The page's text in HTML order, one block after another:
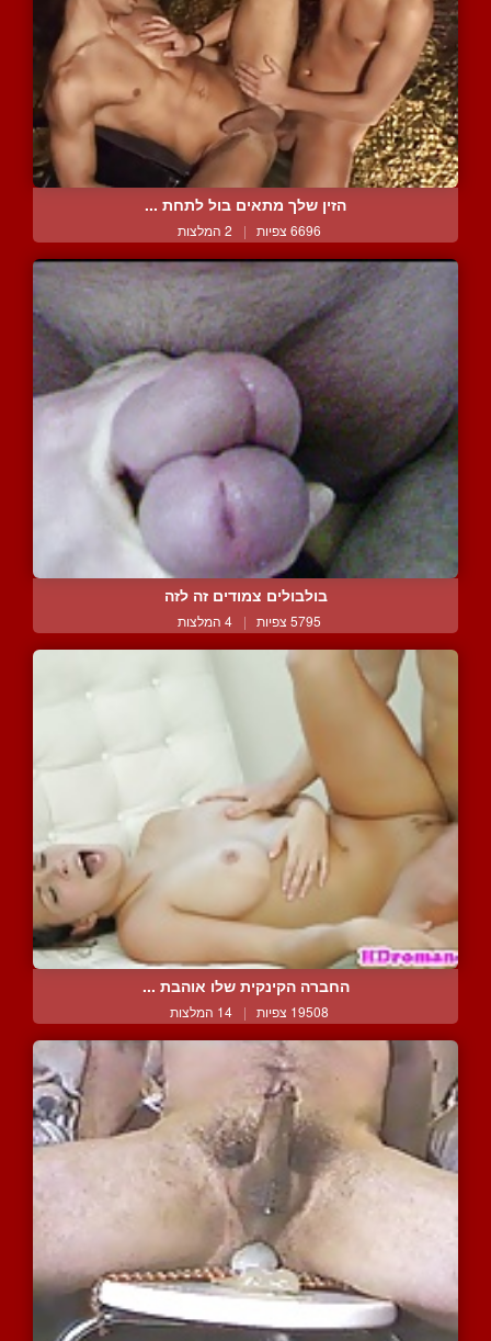
הזין שלך מתאים בול לתחת ...
6696 צפיות | 2 המלצות
בולבולים צמודים זה לזה
5795 צפיות | 4 המלצות
החברה הקינקית שלו אוהבת ...
19508 צפיות | 14 המלצות